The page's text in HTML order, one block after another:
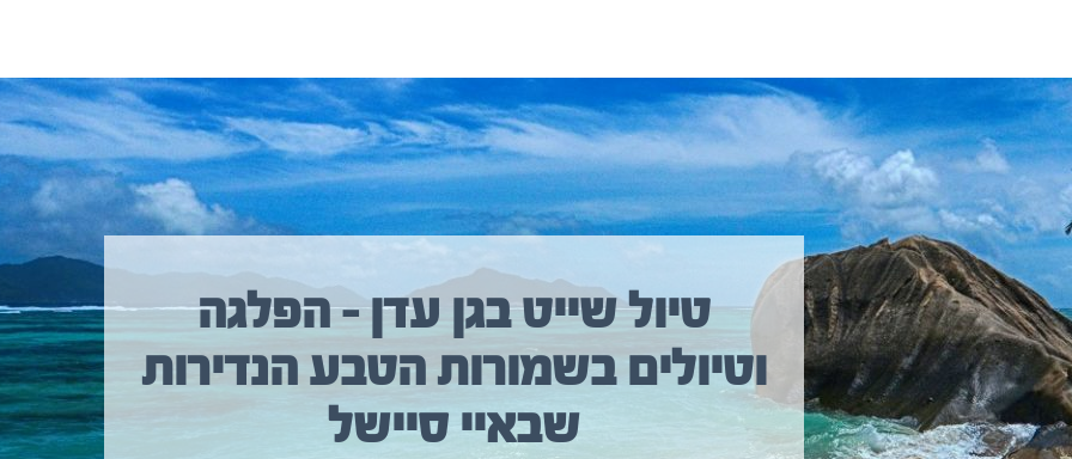
טיול שייט בגן עדן – הפלגה
וטיולים בשמורות הטבע הנדירות
שבאיי סיישל
טיול שייט מקיף איסלנד